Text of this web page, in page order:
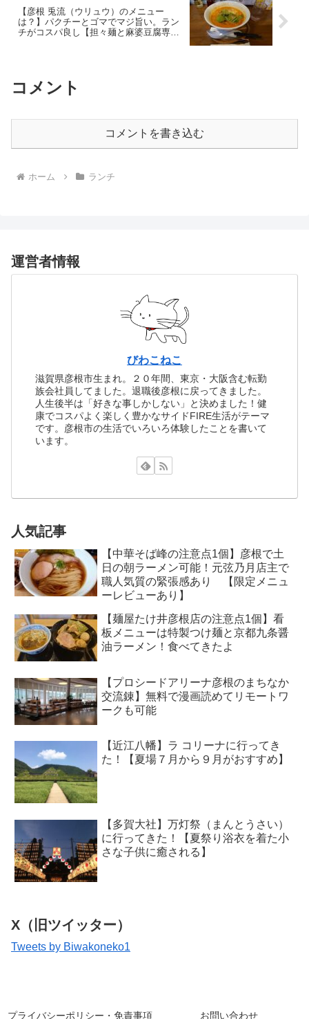
【彦根 兎流（ウリュウ）のメニュー
は？】パクチーとゴマでマジ旨い。ラン
チがコスパ良し【担々麺と麻婆豆腐専門
コメント
コメントを書き込む
ホーム ランチ
運営者情報
びわこねこ
滋賀県彦根市生まれ。２０年間、東京・大阪含む転勤
族会社員してました。退職後彦根に戻ってきました。
人生後半は「好きな事しかしない」と決めました！健
康でコスパよく楽しく豊かなサイドFIRE生活がテーマ
です。彦根市の生活でいろいろ体験したことを書いて
います。
人気記事
【中華そば峰の注意点1個】彦根で土
日の朝ラーメン可能！元弦乃月店主で
職人気質の緊張感あり 【限定メニュ
ーレビューあり】
【麺屋たけ井彦根店の注意点1個】看
板メニューは特製つけ麺と京都九条醤
油ラーメン！食べてきたよ
【プロシードアリーナ彦根のまちなか
交流錬】無料で漫画読めてリモートワ
ークも可能
【近江八幡】ラ コリーナに行ってき
た！【夏場７月から９月がおすすめ】
【多賀大社】万灯祭（まんとうさい）
に行ってきた！【夏祭り浴衣を着た小
さな子供に癒される】
X（旧ツイッター）
Tweets by Biwakoneko1
プライバシーポリシー・免責事項 お問い合わせ